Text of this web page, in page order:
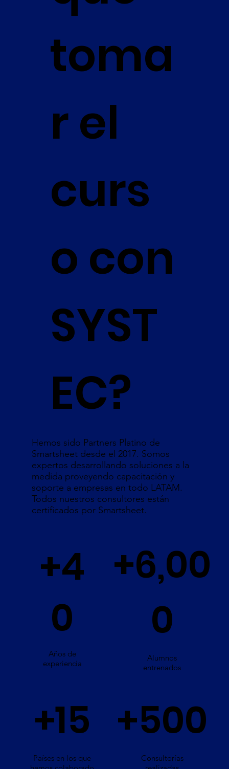
toma
r el
curs
o con
SYST
EC?
Hemos sido Partners Platino de
Smartsheet desde el 2017. Somos
expertos desarrollando soluciones a la
medida proveyendo capacitación y
soporte a empresas en todo LATAM.
Todos nuestros consultores están
certificados por Smartsheet.
+4
0
Años de
experiencia
+6,00
0
Alumnos
entrenados
+500
Consultorías
+15
Países en los que